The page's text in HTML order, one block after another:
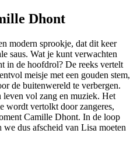
Dhont
modern sprookje, dat dit keer
saus. Wat je kunt verwachten
in de hoofdrol? De reeks vertelt
meisje met een gouden stem,
de buitenwereld te verbergen.
leven vol zang en muziek. Het
wordt vertolkt door zangeres,
Camille Dhont. In de loop
dus afscheid van Lisa moeten